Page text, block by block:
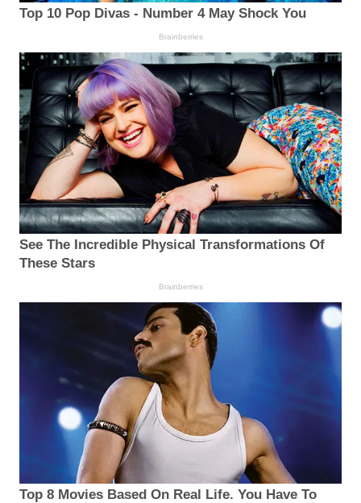
Top 10 Pop Divas - Number 4 May Shock You
Brainberries
See The Incredible Physical Transformations Of
These Stars
Brainberries
Top 8 Movies Based On Real Life. You Have To